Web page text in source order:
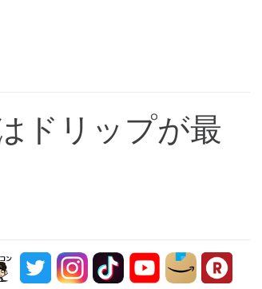
ドリップが最